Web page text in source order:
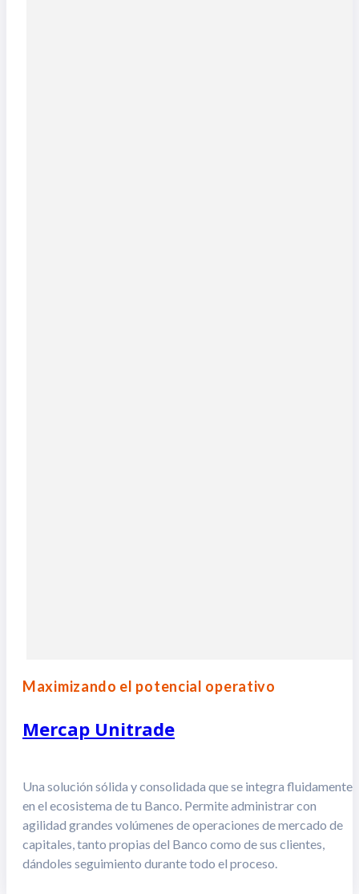
Maximizando el potencial operativo
Mercap Unitrade
Una solución sólida y consolidada que se integra fluidamente
en el ecosistema de tu Banco. Permite administrar con
agilidad grandes volúmenes de operaciones de mercado de
capitales, tanto propias del Banco como de sus clientes,
dándoles seguimiento durante todo el proceso.